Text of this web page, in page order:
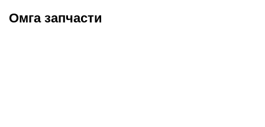
Омга запчасти